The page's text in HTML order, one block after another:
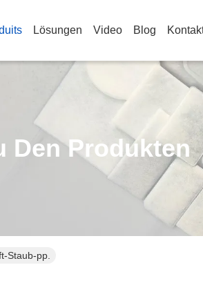
Lösungen Video Blog
Den Produkten
Staub-pp.